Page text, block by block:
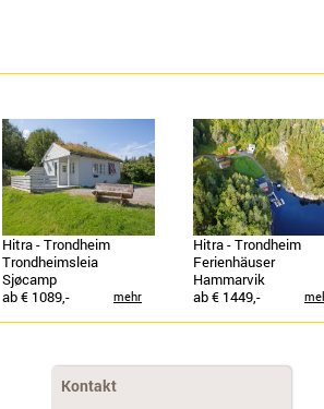
Hitra - Trondheim
Trondheimsleia
Sjøcamp
ab € 1089,-
mehr
Hitra - Trondheim
Ferienhäuser
Hammarvik
ab € 1449,-
Kontakt